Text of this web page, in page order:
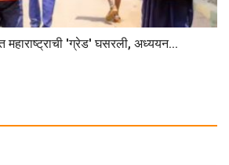
महाराष्ट्राची 'ग्रेड' घसरली, अध्ययन...